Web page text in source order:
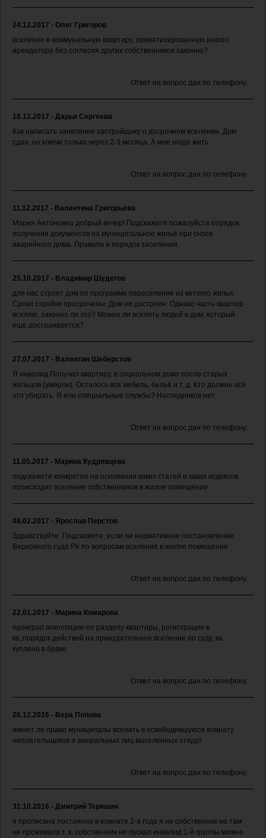
24.12.2017 - Олег Григоров
вселение в коммунальную квартиру, приватизированную нового
арендатора без согласия других собственников законно?
Ответ на вопрос дан по телефону.
18.12.2017 - Дарья Сергеева
Как написать заявление застройщику о досрочном вселении. Дом
сдан, но ключи только через 2-3 месяца. А мне негде жить.
Ответ на вопрос дан по телефону.
11.12.2017 - Валентина Григорьева
Мария Антоновна добрый вечер! Подскажите пожалуйста порядок
получения документов на муниципальное жильё при сносе
аварийного дома. Правила и порядок заселения.
25.10.2017 - Владимир Шудегов
для нас строят дом по программе переселение из ветхого жилья.
Сроки стройки просрочены. Дом не достроен. Однако часть квартир
вселяю. законно ли это? Можно ли вселять людей в дом, который
еще достраивается?
27.07.2017 - Валентин Шеберстов
Я инвалид.Получил квартиру, в социальном доме после старых
жильцов (умерли). Осталось вся мебель, бельё и т. д. Кто должен всё
это убирать. Я или специальные службы? Наследников нет.
Ответ на вопрос дан по телефону.
11.05.2017 - Марина Кудрявцева
подскажите конкретно на основании каких статей и каких кодексов
происходит вселение собственников в жилое помещение
08.02.2017 - Ярослав Перстов
Здравствуйте. Подскажите, если ли нормативное постановление
Верховного суда РК по вопросам вселения в жилое помещение
Ответ на вопрос дан по телефону.
22.01.2017 - Марина Комарова
проиграл апелляцию по разделу квартиры, регистрация в
кв.,порядок действий на принудительное вселение по суду, кв.
куплена в браке.
Ответ на вопрос дан по телефону.
26.12.2016 - Вера Попова
имеют ли право муниципалы вселить в освободившуюся комнату
неплательщиков и аморальных лиц выселенных откуд\\
Ответ на вопрос дан по телефону.
31.10.2016 - Дмитрий Теряшин
я прописана постоянно в комнате 2-а года я не собственник но там
не проживала т. к. собственник не пускал инвалид 1-й группы можно